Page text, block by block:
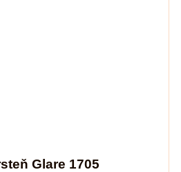
Glare 1705